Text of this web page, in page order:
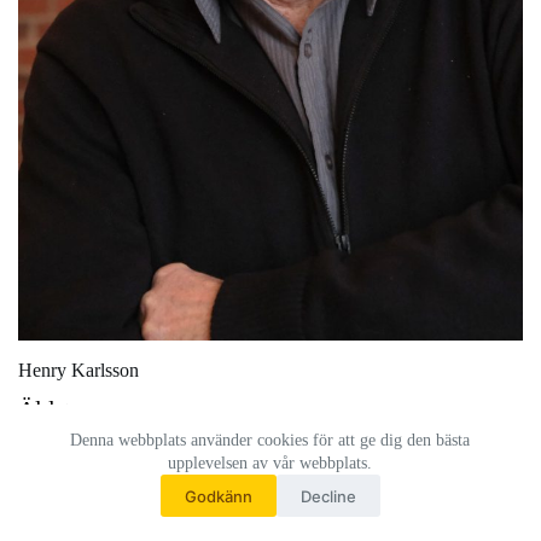
Denna webbplats använder cookies för att ge dig den bästa
upplevelsen av vår webbplats.
Godkänn Decline
Henry Karlsson
Äldste